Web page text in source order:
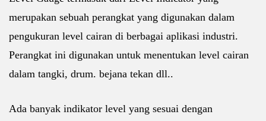
merupakan sebuah perangkat yang digunakan dalam
pengukuran level cairan di berbagai aplikasi industri.
Perangkat ini digunakan untuk menentukan level cairan
dalam tangki, drum. bejana tekan dll..
Ada banyak indikator level yang sesuai dengan